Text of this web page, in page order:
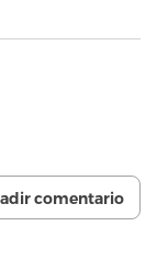
comentario